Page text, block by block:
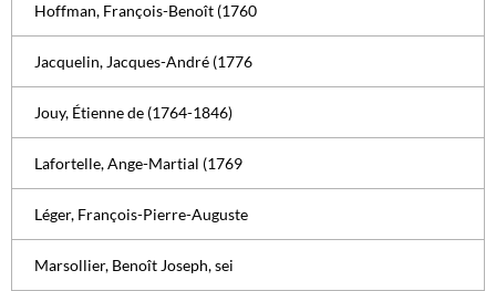
Hoffman, François-Benoît (1760
Jacquelin, Jacques-André (1776
Jouy, Étienne de (1764-1846)
Lafortelle, Ange-Martial (1769
Léger, François-Pierre-Auguste
Marsollier, Benoît Joseph, sei